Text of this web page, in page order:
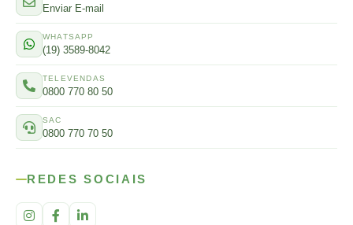
Enviar E-mail
WHATSAPP
(19) 3589-8042
TELEVENDAS
0800 770 80 50
SAC
0800 770 70 50
REDES SOCIAIS